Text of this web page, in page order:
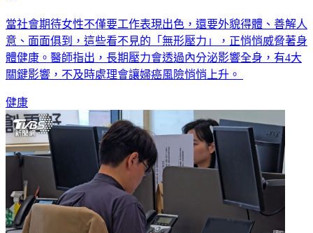
當社會期待女性不僅要工作表現出色，還要外貌得體、善解人
意、面面俱到，這些看不見的「無形壓力」，正悄悄威脅著身
體健康。醫師指出，長期壓力會透過內分泌影響全身，有4大
關鍵影響，不及時處理會讓婦癌風險悄悄上升。
健康